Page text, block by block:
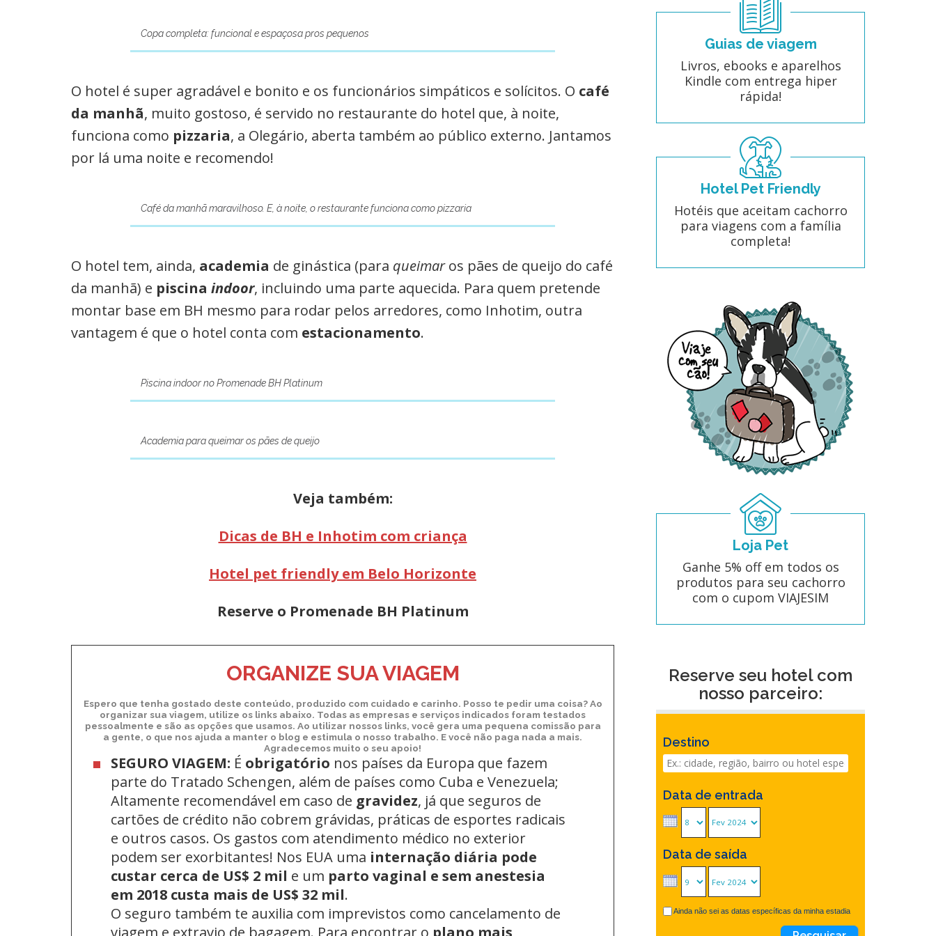
Copa completa: funcional e espaçosa pros pequenos
O hotel é super agradável e bonito e os funcionários simpáticos e solícitos. O café
da manhã, muito gostoso, é servido no restaurante do hotel que, à noite,
funciona como pizzaria, a Olegário, aberta também ao público externo. Jantamos
por lá uma noite e recomendo!
Café da manhã maravilhoso. E, à noite, o restaurante funciona como pizzaria
O hotel tem, ainda, academia de ginástica (para queimaros pães de queijo do café
da manhã) e piscina indoor, incluindo uma parte aquecida. Para quem pretende
montar base em BH mesmo para rodar pelos arredores, como Inhotim, outra
vantagem é que o hotel conta com estacionamento.
Piscina indoor no Promenade BH Platinum
Academia para queimar os pães de queijo
Veja também:
Dicas de BH e Inhotim com criança
Hotel pet friendly em Belo Horizonte
Reserve o Promenade BH Platinum
ORGANIZE SUA VIAGEM
Espero que tenha gostado deste conteúdo, produzido com cuidado e carinho. Posso te pedir uma coisa? Ao
organizar sua viagem, utilize os links abaixo. Todas as empresas e serviços indicados foram testados
pessoalmente e são as opções que usamos. Ao utilizar nossos links, você gera uma pequena comissão para
a gente, o que nos ajuda a manter o blog e estimula o nosso trabalho. E você não paga nada a mais.
Agradecemos muito o seu apoio!
SEGURO VIAGEM: É obrigatório nos países da Europa que fazem
parte do Tratado Schengen, além de países como Cuba e Venezuela;
Altamente recomendável em caso de gravidez, já que seguros de
cartões de crédito não cobrem grávidas, práticas de esportes radicais
e outros casos. Os gastos com atendimento médico no exterior
podem ser exorbitantes! Nos EUA uma internação diária pode
custar cerca de US$ 2 mil e um parto vaginal e sem anestesia
em 2018 custa mais de US$ 32 mil.
O seguro também te auxilia com imprevistos como cancelamento de
Guias de viagem
Livros, ebooks e aparelhos
Kindle com entrega hiper
rápida!
Hotel Pet Friendly
Hotéis que aceitam cachorro
para viagens com a família
completa!
Loja Pet
Ganhe 5% off em todos os
produtos para seu cachorro
com o cupom VIAJESIM
Reserve seu hotel com
nosso parceiro:
Destino
Data de entrada
Data de saída
Ainda não sei as datas específicas da minha estadia